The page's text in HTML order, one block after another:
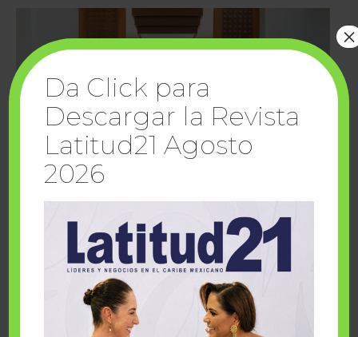
Cuando la solidaridad inspira; cumplen
sueños Fairmont Mayakoba y Make-A-Wish
Da Click para
Descargar la Revista
Latitud21 Agosto
2026
×